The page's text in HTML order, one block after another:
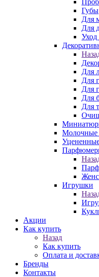
Губы
Для
Для
Уход
Для
Для
Для
Для
Для
Игрушки
Акции
Как купить
Назад
Как купить
Оплата и
Бренды
Контакты